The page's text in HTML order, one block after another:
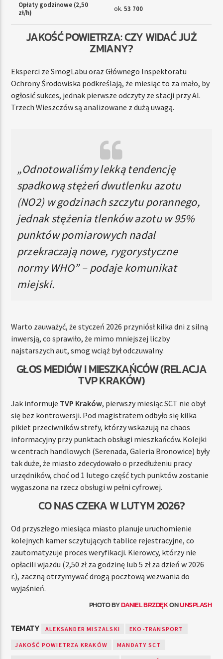
Opłaty godzinowe (2,50
zł/h)
ok.53 700
JAKOŚĆ POWIETRZA: CZY WIDAĆ JUŻ
ZMIANY?
Eksperci ze SmogLabu oraz Głównego Inspektoratu
Ochrony Środowiska podkreślają, że miesiąc to za mało, by
ogłosić sukces, jednak pierwsze odczyty ze stacji przy Al.
Trzech Wieszczów są analizowane z dużą uwagą.
„Odnotowaliśmy lekką tendencję
spadkową stężeń dwutlenku azotu
(NO2) w godzinach szczytu porannego,
jednak stężenia tlenków azotu w 95%
punktów pomiarowych nadal
przekraczają nowe, rygorystyczne
normy WHO” – podaje komunikat
miejski.
Warto zauważyć, że styczeń 2026 przyniósł kilka dni z silną
inwersją, co sprawiło, że mimo mniejszej liczby
najstarszych aut, smog wciąż był odczuwalny.
GŁOS MEDIÓW I MIESZKAŃCÓW (RELACJA
TVP KRAKÓW)
Jak informuje TVP Kraków, pierwszy miesiąc SCT nie obył
się bez kontrowersji. Pod magistratem odbyło się kilka
pikiet przeciwników strefy, którzy wskazują na chaos
informacyjny przy punktach obsługi mieszkańców. Kolejki
w centrach handlowych (Serenada, Galeria Bronowice) były
tak duże, że miasto zdecydowało o przedłużeniu pracy
urzędników, choć od 1 lutego część tych punktów zostanie
wygaszona na rzecz obsługi w pełni cyfrowej.
CO NAS CZEKA W LUTYM 2026?
Od przyszłego miesiąca miasto planuje uruchomienie
kolejnych kamer sczytujących tablice rejestracyjne, co
zautomatyzuje proces weryfikacji. Kierowcy, którzy nie
opłacili wjazdu (2,50 zł za godzinę lub 5 zł za dzień w 2026
r.), zaczną otrzymywać drogą pocztową wezwania do
wyjaśnień.
PHOTO BYDANIEL BRZDĘKONUNSPLASH
TEMATY ALEKSANDER MISZALSKI EKO-TRANSPORT
JAKOŚĆ POWIETRZA KRAKÓW MANDATY SCT